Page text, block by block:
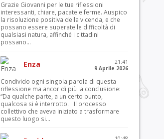
Grazie Giovanni per le tue riflessioni
interessanti, chiare, pacate e ferme. Auspico
la risoluzione positiva della vicenda, e che
possano essere superate le difficoltà di
qualsiasi natura, affinché i cittadini
possano...
Enza
21:41
9 Aprile 2026
Condivido ogni singola parola di questa
riflessione ma ancor di più la conclusione:
“Da qualche parte, a un certo punto,
qualcosa si è interrotto. Il processo
collettivo che aveva iniziato a trasformare
questo luogo si...